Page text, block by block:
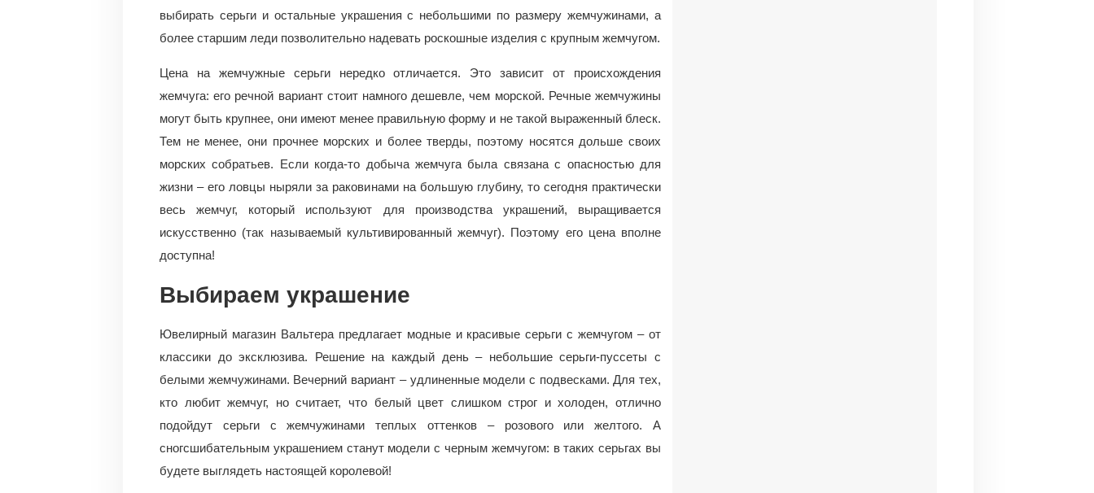
выбирать серьги и остальные украшения с небольшими по размеру жемчужинами, а
более старшим леди позволительно надевать роскошные изделия с крупным жемчугом.
Цена на жемчужные серьги нередко отличается. Это зависит от происхождения
жемчуга: его речной вариант стоит намного дешевле, чем морской. Речные жемчужины
могут быть крупнее, они имеют менее правильную форму и не такой выраженный блеск.
Тем не менее, они прочнее морских и более тверды, поэтому носятся дольше своих
морских собратьев. Если когда-то добыча жемчуга была связана с опасностью для
жизни – его ловцы ныряли за раковинами на большую глубину, то сегодня практически
весь жемчуг, который используют для производства украшений, выращивается
искусственно (так называемый культивированный жемчуг). Поэтому его цена вполне
доступна!
Выбираем украшение
Ювелирный магазин Вальтера предлагает модные и красивые серьги с жемчугом – от
классики до эксклюзива. Решение на каждый день – небольшие серьги-пуссеты с
белыми жемчужинами. Вечерний вариант – удлиненные модели с подвесками. Для тех,
кто любит жемчуг, но считает, что белый цвет слишком строг и холоден, отлично
подойдут серьги с жемчужинами теплых оттенков – розового или желтого. А
сногсшибательным украшением станут модели с черным жемчугом: в таких серьгах вы
будете выглядеть настоящей королевой!